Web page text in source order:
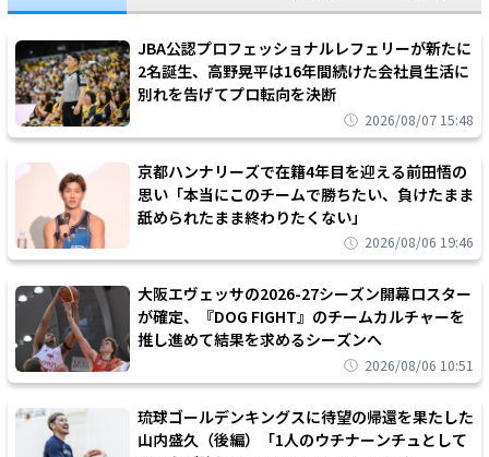
JBA公認プロフェッショナルレフェリーが新たに
2名誕生、高野晃平は16年間続けた会社員生活に
別れを告げてプロ転向を決断
2026/08/07 15:48
京都ハンナリーズで在籍4年目を迎える前田悟の
思い「本当にこのチームで勝ちたい、負けたまま
舐められたまま終わりたくない」
2026/08/06 19:46
大阪エヴェッサの2026-27シーズン開幕ロスター
が確定、『DOG FIGHT』のチームカルチャーを
推し進めて結果を求めるシーズンへ
2026/08/06 10:51
琉球ゴールデンキングスに待望の帰還を果たした
山内盛久（後編）「1人のウチナーンチュとして